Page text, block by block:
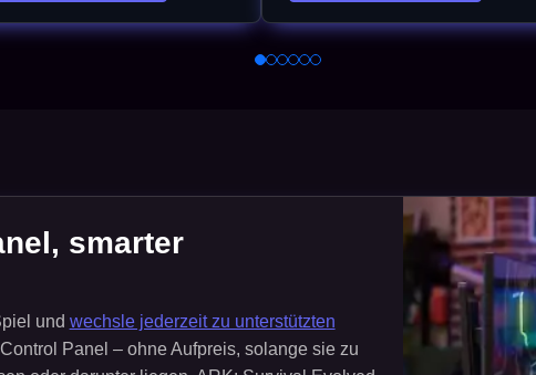
smarter
und wechsle jederzeit zu unterstützten
Panel – ohne Aufpreis, solange sie zu